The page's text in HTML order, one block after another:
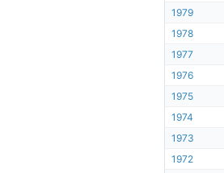
1979
1978
1977
1976
1975
1974
1973
1972